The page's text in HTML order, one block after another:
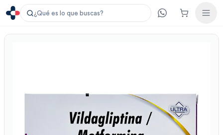
¿Qué es lo que buscas?